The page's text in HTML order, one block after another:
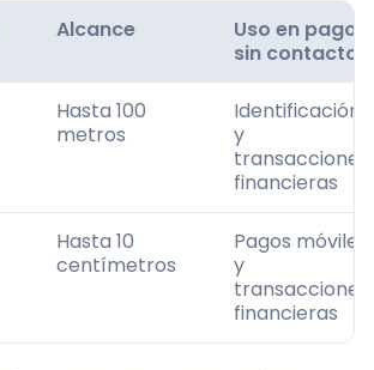
Alcance
Uso en pagos
sin contacto
Hasta 100
metros
Identificación
y
transacciones
financieras
Hasta 10
centímetros
Pagos móviles
y
transacciones
financieras